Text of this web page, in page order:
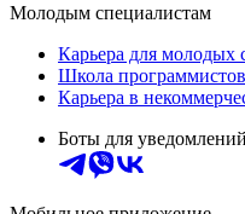
Молодым специалистам
Карьера для молодых
Школа программистов
Карьера в
Боты для уведомлений